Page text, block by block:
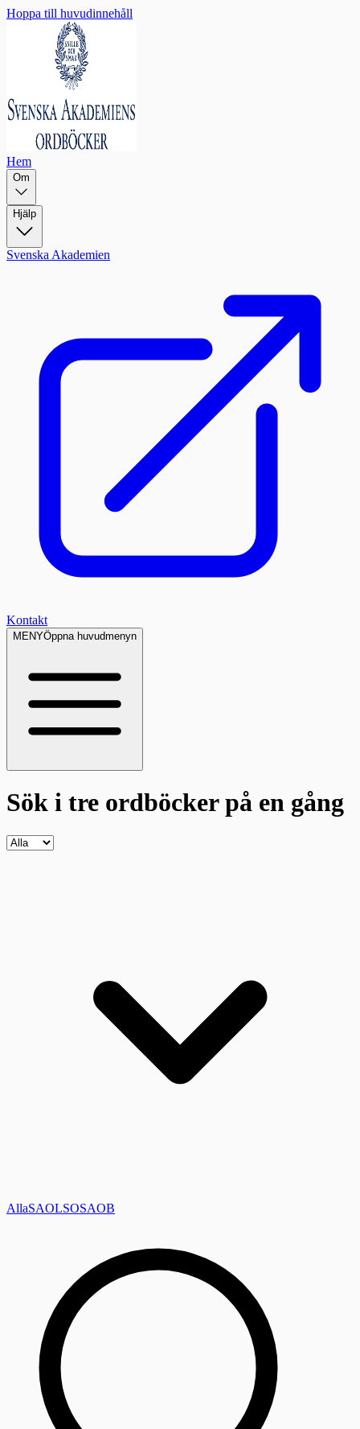
Hoppa till huvudinnehåll
Hem
Om
Hjälp
Svenska Akademien
Kontakt
MENYÖppna huvudmenyn
Sök i tre ordböckerpå en gång
AllaSAOLSOSAOB